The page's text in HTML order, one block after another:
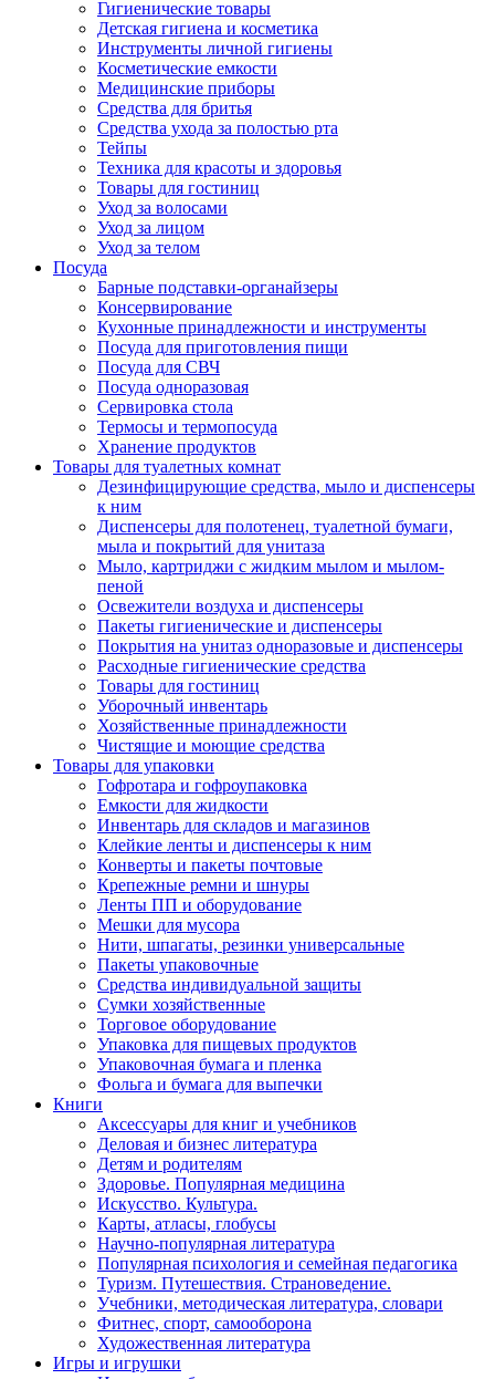
Гигиенические товары
Детская гигиена и косметика
Инструменты личной гигиены
Косметические емкости
Медицинские приборы
Средства для бритья
Средства ухода за полостью рта
Тейпы
Техника для красоты и здоровья
Товары для гостиниц
Уход за волосами
Уход за лицом
Уход за телом
Посуда
Барные подставки-органайзеры
Консервирование
Кухонные принадлежности и инструменты
Посуда для приготовления пищи
Посуда для СВЧ
Посуда одноразовая
Сервировка стола
Термосы и термопосуда
Хранение продуктов
Товары для туалетных комнат
Дезинфицирующие средства, мыло и диспенсеры
к ним
Диспенсеры для полотенец, туалетной бумаги,
мыла и покрытий для унитаза
Мыло, картриджи с жидким мылом и мылом-
пеной
Освежители воздуха и диспенсеры
Пакеты гигиенические и диспенсеры
Покрытия на унитаз одноразовые и диспенсеры
Расходные гигиенические средства
Товары для гостиниц
Уборочный инвентарь
Хозяйственные принадлежности
Чистящие и моющие средства
Товары для упаковки
Гофротара и гофроупаковка
Емкости для жидкости
Инвентарь для складов и магазинов
Клейкие ленты и диспенсеры к ним
Конверты и пакеты почтовые
Крепежные ремни и шнуры
Ленты ПП и оборудование
Мешки для мусора
Нити, шпагаты, резинки универсальные
Пакеты упаковочные
Средства индивидуальной защиты
Сумки хозяйственные
Торговое оборудование
Упаковка для пищевых продуктов
Упаковочная бумага и пленка
Фольга и бумага для выпечки
Книги
Аксессуары для книг и учебников
Деловая и бизнес литература
Детям и родителям
Здоровье. Популярная медицина
Искусство. Культура.
Карты, атласы, глобусы
Научно-популярная литература
Популярная психология и семейная педагогика
Туризм. Путешествия. Страноведение.
Учебники, методическая литература, словари
Фитнес, спорт, самооборона
Художественная литература
Игры и игрушки